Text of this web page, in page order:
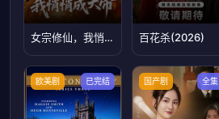
女宗修仙，我悄悄成大帝 百花杀(2026)
欧美剧 已完结 国产剧 全集